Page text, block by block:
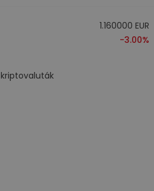
1.160000 EUR
-3.00%
kriptovaluták